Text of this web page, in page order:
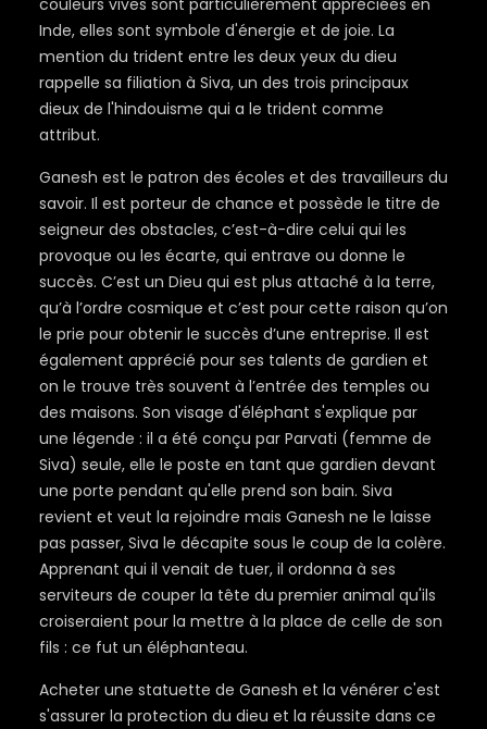
couleurs vives sont particulièrement appréciées en
Inde, elles sont symbole d'énergie et de joie. La
mention du trident entre les deux yeux du dieu
rappelle sa filiation à Siva, un des trois principaux
dieux de l'hindouisme qui a le trident comme
attribut.
Ganesh est le patron des écoles et des travailleurs du
savoir. Il est porteur de chance et possède le titre de
seigneur des obstacles, c’est-à-dire celui qui les
provoque ou les écarte, qui entrave ou donne le
succès. C’est un Dieu qui est plus attaché à la terre,
qu’à l’ordre cosmique et c’est pour cette raison qu’on
le prie pour obtenir le succès d’une entreprise. Il est
également apprécié pour ses talents de gardien et
on le trouve très souvent à l’entrée des temples ou
des maisons. Son visage d'éléphant s'explique par
une légende : il a été conçu par Parvati (femme de
Siva) seule, elle le poste en tant que gardien devant
une porte pendant qu'elle prend son bain. Siva
revient et veut la rejoindre mais Ganesh ne le laisse
pas passer, Siva le décapite sous le coup de la colère.
Apprenant qui il venait de tuer, il ordonna à ses
serviteurs de couper la tête du premier animal qu'ils
croiseraient pour la mettre à la place de celle de son
fils : ce fut un éléphanteau.
Acheter une statuette de Ganesh et la vénérer c'est
s'assurer la protection du dieu et la réussite dans ce